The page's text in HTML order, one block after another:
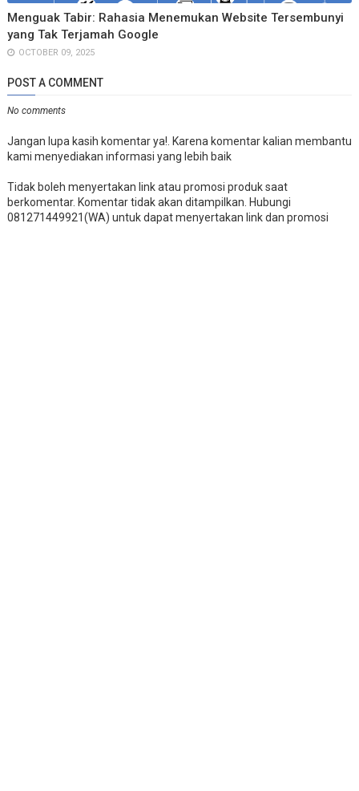
Menguak Tabir: Rahasia Menemukan Website Tersembunyi
yang Tak Terjamah Google
OCTOBER 09, 2025
POST A COMMENT
No comments
Jangan lupa kasih komentar ya!. Karena komentar kalian membantu
kami menyediakan informasi yang lebih baik
Tidak boleh menyertakan link atau promosi produk saat
berkomentar. Komentar tidak akan ditampilkan. Hubungi
081271449921(WA) untuk dapat menyertakan link dan promosi